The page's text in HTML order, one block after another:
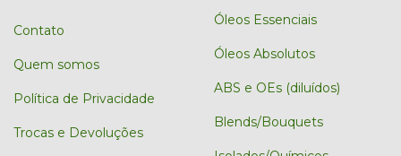
Contato
Quem somos
Política de Privacidade
Trocas e Devoluções
Óleos Essenciais
Óleos Absolutos
ABS e OEs (diluídos)
Blends/Bouquets